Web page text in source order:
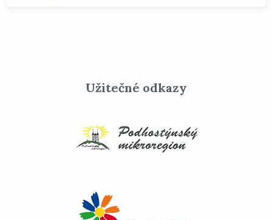
Užitečné odkazy